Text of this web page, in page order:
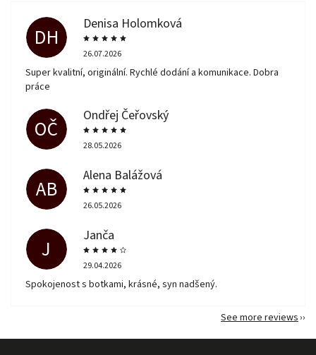
DH
Denisa Holomková
26.07.2026
Super kvalitní, originální. Rychlé dodání a komunikace. Dobra
práce
OČ
Ondřej Čeřovský
28.05.2026
AB
Alena Balážová
26.05.2026
J
Janča
29.04.2026
Spokojenost s botkami, krásné, syn nadšený.
See more reviews